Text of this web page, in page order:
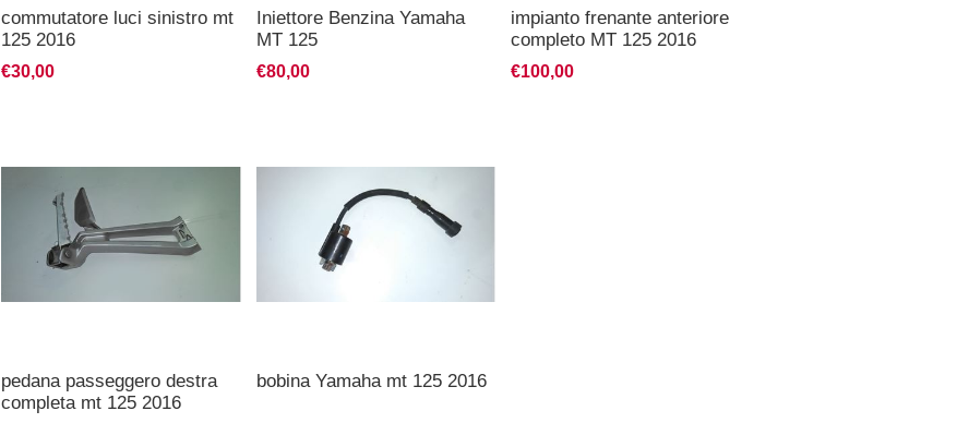
commutatore luci sinistro mt
125 2016
€30,00
Iniettore Benzina Yamaha
MT 125
€80,00
impianto frenante anteriore
completo MT 125 2016
€100,00
pedana passeggero destra
completa mt 125 2016
bobina Yamaha mt 125 2016